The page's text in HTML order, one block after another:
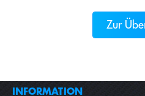
Zur
INFORMATION